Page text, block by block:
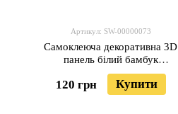
Артикул: SW-00000073
Самоклеюча декоративна 3D
панель білий бамбук
700x700x8.5мм (071) SW-
00000073
120 грн Купити